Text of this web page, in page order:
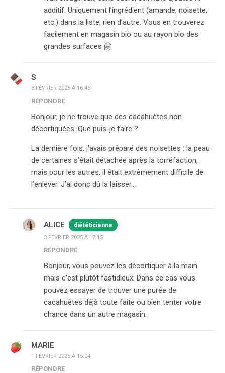
additif. Uniquement l’ingrédient (amande, noisette,
etc.) dans la liste, rien d’autre. Vous en trouverez
facilement en magasin bio ou au rayon bio des
grandes surfaces 🤗
S
3 FÉVRIER 2025 À 16:46
RÉPONDRE
Bonjour, je ne trouve que des cacahuètes non
décortiquées. Que puis-je faire ?
La dernière fois, j’avais préparé des noisettes : la peau
de certaines s’était détachée après la torréfaction,
mais pour les autres, il était extrêmement difficile de
l’enlever. J’ai donc dû la laisser…
ALICE diététicienne
3 FÉVRIER 2025 À 17:15
RÉPONDRE
Bonjour, vous pouvez les décortiquer à la main
mais c'est plutôt fastidieux. Dans ce cas vous
pouvez essayer de trouver une purée de
cacahuètes déjà toute faite ou bien tenter votre
chance dans un autre magasin.
MARIE
1 FÉVRIER 2025 À 15:04
RÉPONDRE